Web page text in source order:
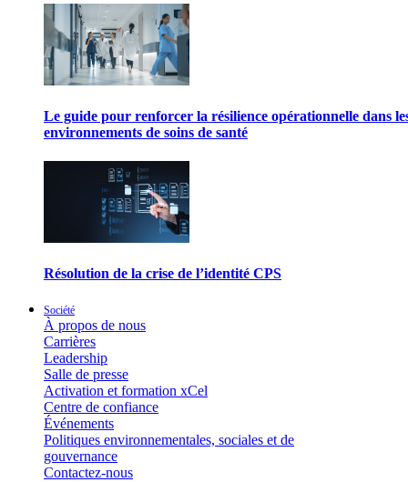
Le guide pour renforcer la résilience opérationnelle dans
environnements de soins de santé
Résolution de la crise de l’identité CPS
Société
À propos de nous
Carrières
Leadership
Salle de presse
Activation et formation xCel
Centre de confiance
Événements
Politiques environnementales, sociales et de
gouvernance
Contactez-nous